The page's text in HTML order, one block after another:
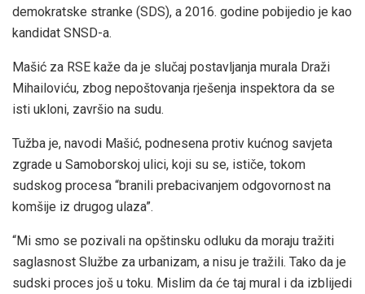
demokratske stranke (SDS), a 2016. godine pobijedio je kao
kandidat SNSD-a.
Mašić za RSE kaže da je slučaj postavljanja murala Draži
Mihailoviću, zbog nepoštovanja rješenja inspektora da se
isti ukloni, završio na sudu.
Tužba je, navodi Mašić, podnesena protiv kućnog savjeta
zgrade u Samoborskoj ulici, koji su se, ističe, tokom
sudskog procesa “branili prebacivanjem odgovornost na
komšije iz drugog ulaza”.
“Mi smo se pozivali na opštinsku odluku da moraju tražiti
saglasnost Službe za urbanizam, a nisu je tražili. Tako da je
sudski proces još u toku. Mislim da će taj mural i da izblijedi